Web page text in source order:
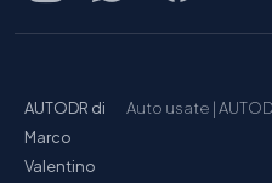
AUTODR di
Marco
Valentino
Auto usate |